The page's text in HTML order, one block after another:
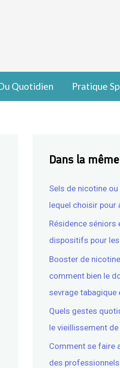
Quotidien Pratique
Dans la
Sels de nicotine
lequel choisir pour
Résidence séniors
dispositifs pour
Booster de
comment bien le
sevrage tabagique
Quels gestes
le vieillissement de
Comment se faire
des